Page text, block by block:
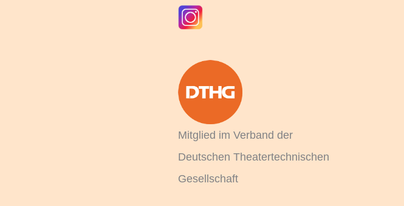
n
n
h
Mitglied im Verband der
Deutschen Theatertechnischen
Gesellschaft